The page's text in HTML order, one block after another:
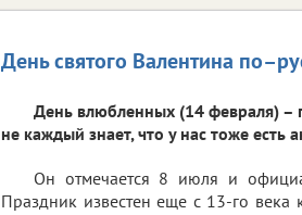
День святого Валентина
День влюбленных (14 февраля) –
не каждый знает, что у нас тоже есть
Он отмечается 8 июля и
Праздник известен еще с 13-го